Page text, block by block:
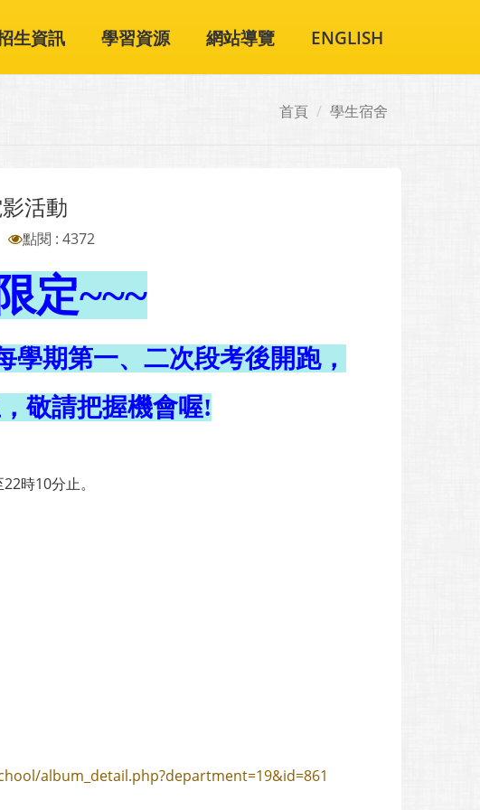
生資訊 學習資源 網站導覽 ENGLISH
首頁 學生宿舍
活動
點閱 : 4372
定~~~
學期第一、二次段考後開跑，
敬請把握機會喔!
時10分止。
album_detail.php?department=19&id=861